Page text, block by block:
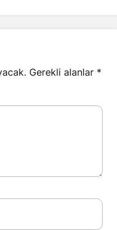
Gerekli alanlar *